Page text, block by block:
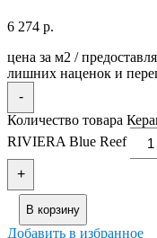
6 274 р.
цена за м2 /
лишних наценок и
-
Количество товара
RIVIERA Blue Reef
+
В корзину
Добавить в избранное